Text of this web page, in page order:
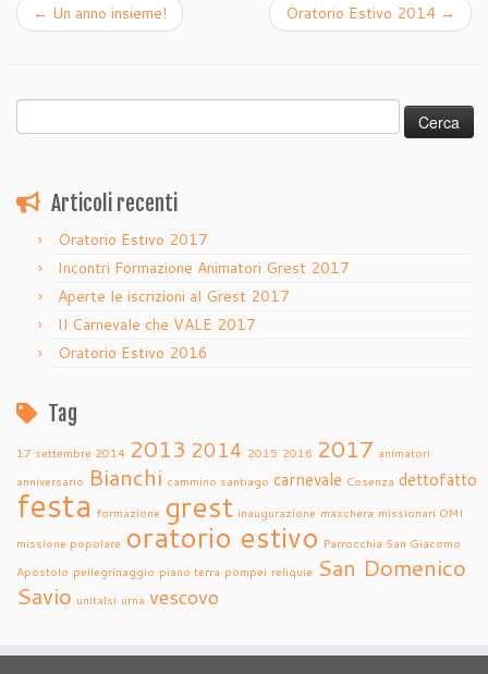
← Un anno insieme! Oratorio Estivo 2014 →
Ricerca
per:
Articoli recenti
Oratorio Estivo 2017
Incontri Formazione Animatori Grest 2017
Aperte le iscrizioni al Grest 2017
Il Carnevale che VALE 2017
Oratorio Estivo 2016
Tag
17 settembre 2014 2013 2014 2015 2016 2017 animatori
anniversario Bianchi cammino santiago carnevale Cosenza dettofatto
festa formazione grest inaugurazione maschera missionari OMI
missione popolare oratorio estivo Parrocchia San Giacomo
Apostolo pellegrinaggio piano terra pompei reliquie San Domenico
Savio unitalsi urna vescovo